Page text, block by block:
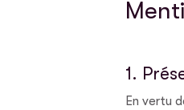
1.
En vertu